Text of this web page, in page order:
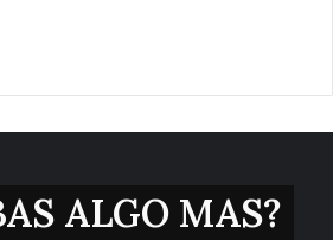
ALGO MAS?